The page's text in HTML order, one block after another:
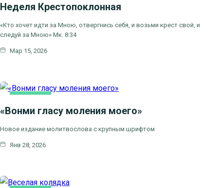
Неделя Крестопоклонная
«Кто хочет идти за Мною, отвергнись себя, и возьми крест свой, и
следуй за Мною» Мк. 8:34
Мар 15, 2026
«Вонми гласу моления моего»
Новое издание молитвослова с крупным шрифтом
Янв 28, 2026